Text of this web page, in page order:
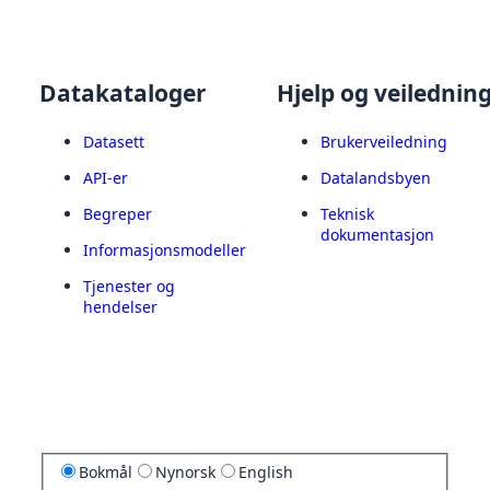
Datakataloger
Datasett
API-er
Begreper
Informasjonsmodeller
Tjenester og
hendelser
Hjelp og
Brukerveiledning
Datalandsbyen
Teknisk
dokumentasjon
Bokmål Nynorsk English